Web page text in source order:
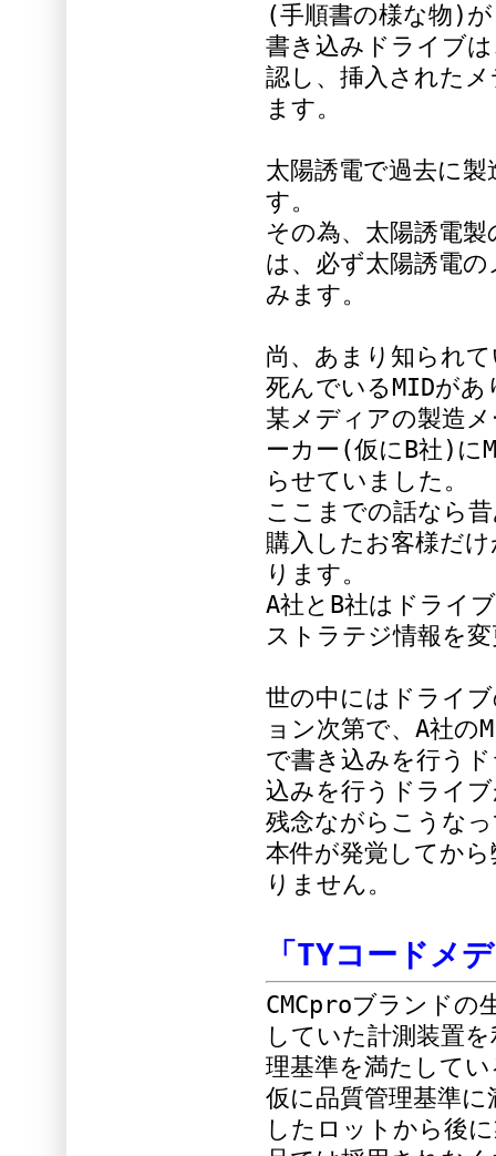
(手順書の様な物)
書き込みドライブ
認し、挿入された
ます。
太陽誘電で過去に
す。
その為、太陽誘電
は、必ず太陽誘電
みます。
尚、あまり知られ
死んでいるMIDがあ
某メディアの製造
ーカー(仮にB社)に
らせていました。
ここまでの話なら
購入したお客様だ
ります。
A社とB社はドライ
ストラテジ情報を
世の中にはドライ
ョン次第で、A社の
で書き込みを行う
込みを行うドライ
残念ながらこうな
本件が発覚してか
りません。
「TYコードメ
CMCproブランドの
していた計測装置
理基準を満たして
仮に品質管理基準
したロットから後